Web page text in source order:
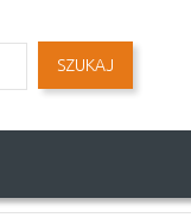
SZUKAJ